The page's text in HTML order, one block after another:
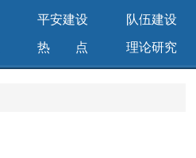
平安建设 队伍建设
热 点 理论研究